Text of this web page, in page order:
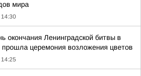
мира
14:30
окончания Ленинградской битвы в
церемония возложения цветов
14:25